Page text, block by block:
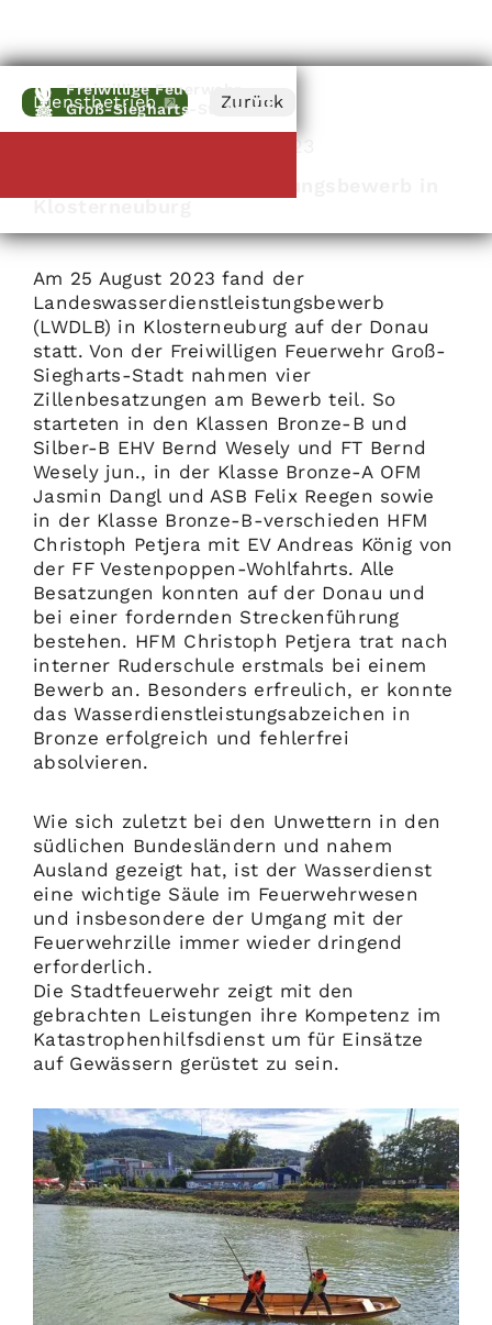
Freiwillige Feuerwehr
Groß-Siegharts-Stadt
Dienstbetrieb Zurück
2023
Am 25 August 2023 fand der
Landeswasserdienstleistungsbewerb
(LWDLB) in Klosterneuburg auf der Donau
statt. Von der Freiwilligen Feuerwehr Groß-
Siegharts-Stadt nahmen vier
Zillenbesatzungen am Bewerb teil. So
starteten in den Klassen Bronze-B und
Silber-B EHV Bernd Wesely und FT Bernd
Wesely jun., in der Klasse Bronze-A OFM
Jasmin Dangl und ASB Felix Reegen sowie
in der Klasse Bronze-B-verschieden HFM
Christoph Petjera mit EV Andreas König von
der FF Vestenpoppen-Wohlfahrts. Alle
Besatzungen konnten auf der Donau und
bei einer fordernden Streckenführung
bestehen. HFM Christoph Petjera trat nach
interner Ruderschule erstmals bei einem
Bewerb an. Besonders erfreulich, er konnte
das Wasserdienstleistungsabzeichen in
Bronze erfolgreich und fehlerfrei
absolvieren.
Wie sich zuletzt bei den Unwettern in den
südlichen Bundesländern und nahem
Ausland gezeigt hat, ist der Wasserdienst
eine wichtige Säule im Feuerwehrwesen
und insbesondere der Umgang mit der
Feuerwehrzille immer wieder dringend
erforderlich.
Die Stadtfeuerwehr zeigt mit den
gebrachten Leistungen ihre Kompetenz im
Katastrophenhilfsdienst um für Einsätze
auf Gewässern gerüstet zu sein.